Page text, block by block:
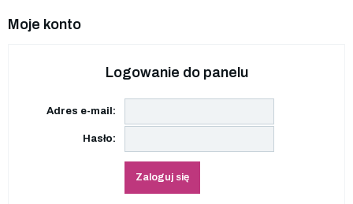
Moje konto
Logowanie do panelu
Adres e-mail:
Hasło:
Zaloguj się